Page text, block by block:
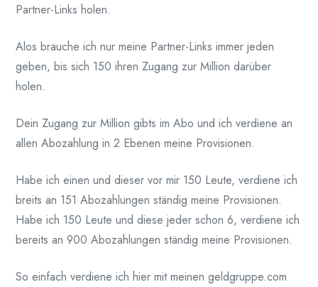
Partner-Links holen.
Alos brauche ich nur meine Partner-Links immer jeden
geben, bis sich 150 ihren Zugang zur Million darüber
holen.
Dein Zugang zur Million gibts im Abo und ich verdiene an
allen Abozahlung in 2 Ebenen meine Provisionen.
Habe ich einen und dieser vor mir 150 Leute, verdiene ich
breits an 151 Abozahlungen ständig meine Provisionen.
Habe ich 150 Leute und diese jeder schon 6, verdiene ich
bereits an 900 Abozahlungen ständig meine Provisionen.
So einfach verdiene ich hier mit meinen geldgruppe.com